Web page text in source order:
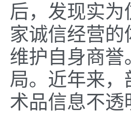
后，发现实
家诚信经营
维护自身商誉
局。 近年来，
术品信息不透